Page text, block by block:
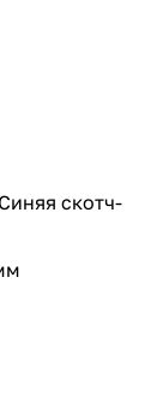
скотч-